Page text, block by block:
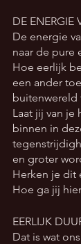
DE ENERGIE
De energie
naar de pure
Hoe eerlijk
een ander
buitenwereld
Laat jij van je
binnen in
en groter
Herken je dit
Hoe ga jij
EERLIJK
Dat is wat